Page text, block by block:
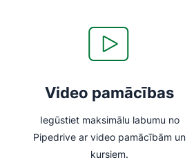
Video pamācības
Iegūstiet maksimālu labumu no
Pipedrive ar video pamācībām un
kursiem.